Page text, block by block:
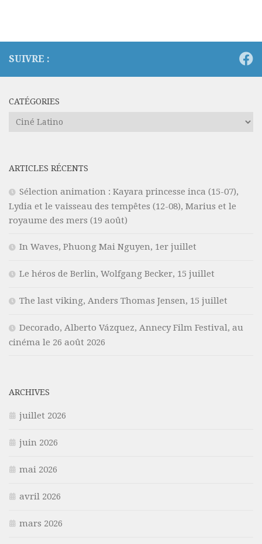
SUIVRE :
CATÉGORIES
Catégories
ARTICLES RÉCENTS
Sélection animation : Kayara princesse inca (15-07),
Lydia et le vaisseau des tempêtes (12-08), Marius et le
royaume des mers (19 août)
In Waves, Phuong Mai Nguyen, 1er juillet
Le héros de Berlin, Wolfgang Becker, 15 juillet
The last viking, Anders Thomas Jensen, 15 juillet
Decorado, Alberto Vázquez, Annecy Film Festival, au
cinéma le 26 août 2026
ARCHIVES
juillet 2026
juin 2026
mai 2026
avril 2026
mars 2026